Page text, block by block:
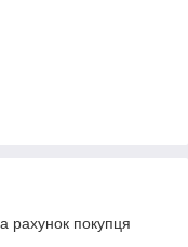
рахунок покупця